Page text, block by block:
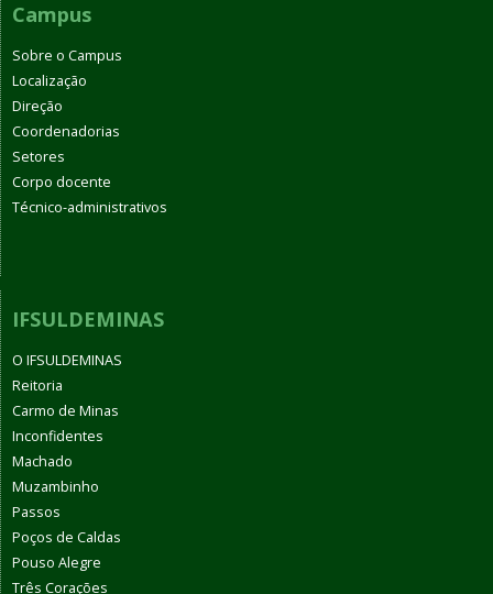
Campus
Sobre o Campus
Localização
Direção
Coordenadorias
Setores
Corpo docente
Técnico-administrativos
IFSULDEMINAS
O IFSULDEMINAS
Reitoria
Carmo de Minas
Inconfidentes
Machado
Muzambinho
Passos
Poços de Caldas
Pouso Alegre
Três Corações